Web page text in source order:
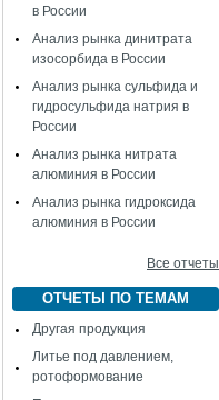
в России
Анализ рынка динитрата
изосорбида в России
Анализ рынка сульфида и
гидросульфида натрия в
России
Анализ рынка нитрата
алюминия в России
Анализ рынка гидроксида
алюминия в России
Все отчеты
ОТЧЕТЫ ПО ТЕМАМ
Другая продукция
Литье под давлением,
ротоформование